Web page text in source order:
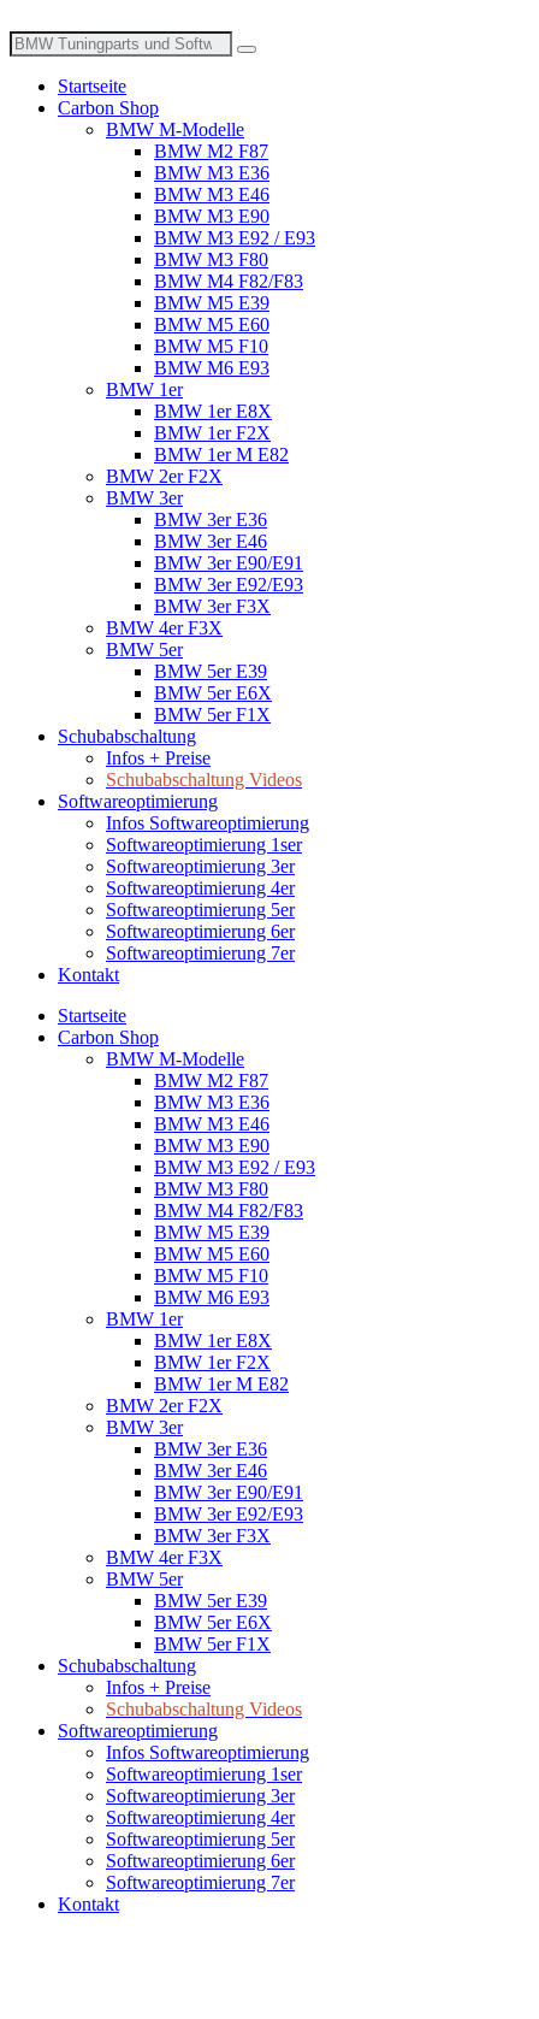
Inhalt
wechseln
Suche
nach:
Startseite
Carbon Shop
BMW M-Modelle
BMW M2 F87
BMW M3 E36
BMW M3 E46
BMW M3 E90
BMW M3 E92 / E93
BMW M3 F80
BMW M4 F82/F83
BMW M5 E39
BMW M5 E60
BMW M5 F10
BMW M6 E93
BMW 1er
BMW 1er E8X
BMW 1er F2X
BMW 1er M E82
BMW 2er F2X
BMW 3er
BMW 3er E36
BMW 3er E46
BMW 3er E90/E91
BMW 3er E92/E93
BMW 3er F3X
BMW 4er F3X
BMW 5er
BMW 5er E39
BMW 5er E6X
BMW 5er F1X
Schubabschaltung
Infos + Preise
Schubabschaltung Videos
Softwareoptimierung
Infos Softwareoptimierung
Softwareoptimierung 1ser
Softwareoptimierung 3er
Softwareoptimierung 4er
Softwareoptimierung 5er
Softwareoptimierung 6er
Softwareoptimierung 7er
Kontakt
Startseite
Carbon Shop
BMW M-Modelle
BMW M2 F87
BMW M3 E36
BMW M3 E46
BMW M3 E90
BMW M3 E92 / E93
BMW M3 F80
BMW M4 F82/F83
BMW M5 E39
BMW M5 E60
BMW M5 F10
BMW M6 E93
BMW 1er
BMW 1er E8X
BMW 1er F2X
BMW 1er M E82
BMW 2er F2X
BMW 3er
BMW 3er E36
BMW 3er E46
BMW 3er E90/E91
BMW 3er E92/E93
BMW 3er F3X
BMW 4er F3X
BMW 5er
BMW 5er E39
BMW 5er E6X
BMW 5er F1X
Schubabschaltung
Infos + Preise
Schubabschaltung Videos
Softwareoptimierung
Infos Softwareoptimierung
Softwareoptimierung 1ser
Softwareoptimierung 3er
Softwareoptimierung 4er
Softwareoptimierung 5er
Softwareoptimierung 6er
Softwareoptimierung 7er
Kontakt